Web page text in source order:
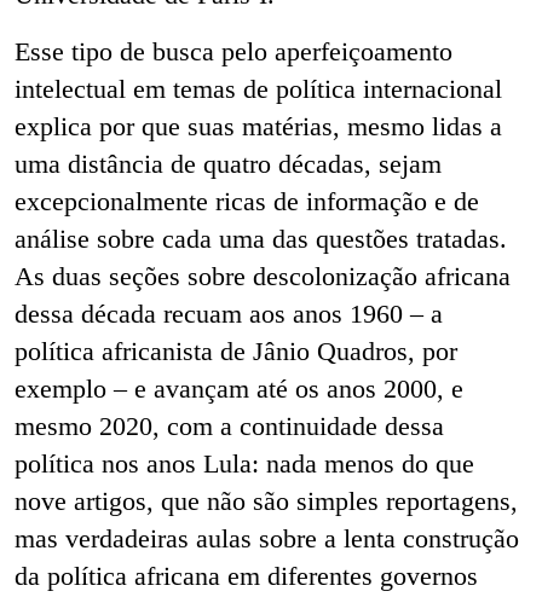
Esse tipo de busca pelo aperfeiçoamento
intelectual em temas de política internacional
explica por que suas matérias, mesmo lidas a
uma distância de quatro décadas, sejam
excepcionalmente ricas de informação e de
análise sobre cada uma das questões tratadas.
As duas seções sobre descolonização africana
dessa década recuam aos anos 1960 – a
política africanista de Jânio Quadros, por
exemplo – e avançam até os anos 2000, e
mesmo 2020, com a continuidade dessa
política nos anos Lula: nada menos do que
nove artigos, que não são simples reportagens,
mas verdadeiras aulas sobre a lenta construção
da política africana em diferentes governos